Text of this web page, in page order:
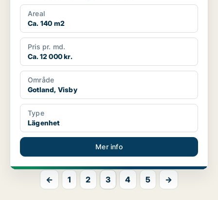
Areal
Ca. 140 m2
Pris pr. md.
Ca. 12 000 kr.
Område
Gotland, Visby
Type
Lägenhet
Mer info
← 1 2 3 4 5 →